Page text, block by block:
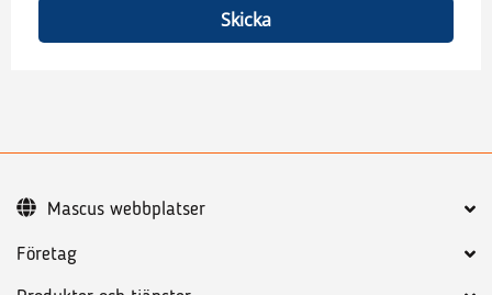
Skicka
Företag
Mascus webbplatser